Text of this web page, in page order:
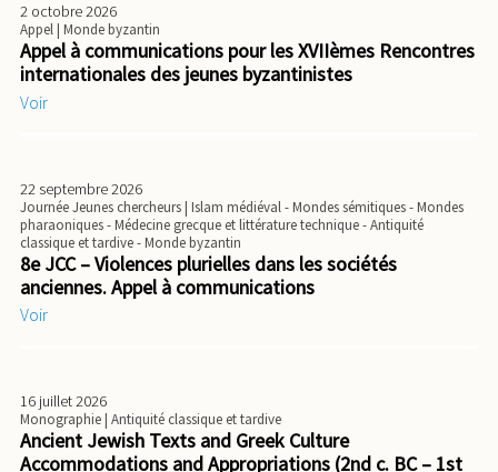
2 octobre 2026
Appel| Monde byzantin
Appel à communications pour les XVIIèmes Rencontres
internationales des jeunes byzantinistes
Voir
22 septembre 2026
Journée Jeunes chercheurs| Islam médiéval - Mondes sémitiques - Mondes
pharaoniques - Médecine grecque et littérature technique - Antiquité
classique et tardive - Monde byzantin
8e JCC – Violences plurielles dans les sociétés
anciennes. Appel à communications
Voir
16 juillet 2026
Monographie| Antiquité classique et tardive
Ancient Jewish Texts and Greek Culture
Accommodations and Appropriations (2nd c. BC – 1st